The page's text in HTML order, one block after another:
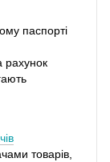
паспорті
рахунок
товарів,